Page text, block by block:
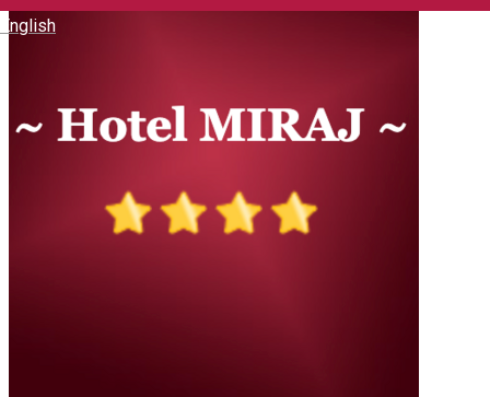
English